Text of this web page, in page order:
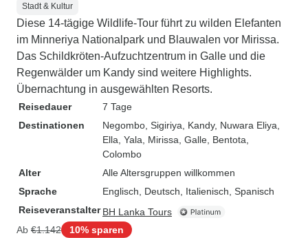
Stadt & Kultur
Diese 14-tägige Wildlife-Tour führt zu wilden Elefanten
im Minneriya Nationalpark und Blauwalen vor Mirissa.
Das Schildkröten-Aufzuchtzentrum in Galle und die
Regenwälder um Kandy sind weitere Highlights.
Übernachtung in ausgewählten Resorts.
Reisedauer
7 Tage
Destinationen
Negombo , Sigiriya , Kandy, Nuwara Eliya
Ella , Yala , Mirissa , Galle , Bentota
Colombo
Alter
Alle Altersgruppen willkommen
Sprache
Englisch, Deutsch, Italienisch, Spanisch
Reiseveranstalter BH Lanka Tours
Ab €1.142 10% sparen